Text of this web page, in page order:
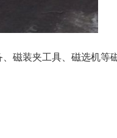
磁装夹工具、磁选机等